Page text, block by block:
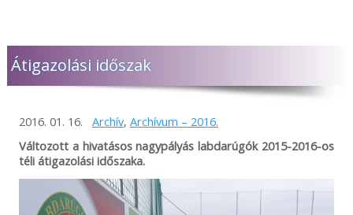
Átigazolási időszak
2016. 01. 16. Archív, Archívum – 2016.
Változott a hivatásos nagypályás labdarúgók 2015-2016-os
téli átigazolási időszaka.